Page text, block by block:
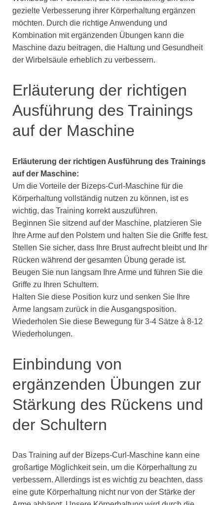
gezielte Verbesserung ihrer Körperhaltung ergänzen
möchten. Durch die richtige Anwendung und
Kombination mit ergänzenden Übungen kann die
Maschine dazu beitragen, die Haltung und Gesundheit
der Wirbelsäule erheblich zu verbessern.
Erläuterung der richtigen
Ausführung des Trainings
auf der Maschine
Erläuterung der richtigen Ausführung des Trainings
auf der Maschine:
Um die Vorteile der Bizeps-Curl-Maschine für die
Körperhaltung vollständig nutzen zu können, ist es
wichtig, das Training korrekt auszuführen.
Beginnen Sie sitzend auf der Maschine, platzieren Sie
Ihre Arme auf den Polstern und halten Sie die Griffe fest.
Stellen Sie sicher, dass Ihre Brust aufrecht bleibt und Ihr
Rücken während der gesamten Übung gerade ist.
Beugen Sie nun langsam Ihre Arme und führen Sie die
Griffe zu Ihren Schultern.
Halten Sie diese Position kurz und senken Sie Ihre
Arme langsam zurück in die Ausgangsposition.
Wiederholen Sie diese Bewegung für 3-4 Sätze à 8-12
Wiederholungen.
Einbindung von
ergänzenden Übungen zur
Stärkung des Rückens und
der Schultern
Das Training auf der Bizeps-Curl-Maschine kann eine
großartige Möglichkeit sein, um die Körperhaltung zu
verbessern. Allerdings ist es wichtig zu beachten, dass
eine gute Körperhaltung nicht nur von der Stärke der